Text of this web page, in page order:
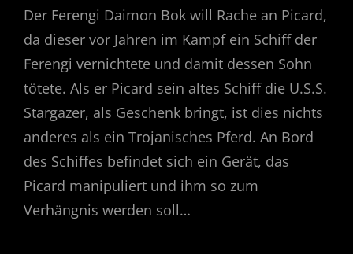
Der Ferengi Daimon Bok will Rache an Picard,
da dieser vor Jahren im Kampf ein Schiff der
Ferengi vernichtete und damit dessen Sohn
tötete. Als er Picard sein altes Schiff die U.S.S.
Stargazer, als Geschenk bringt, ist dies nichts
anderes als ein Trojanisches Pferd. An Bord
des Schiffes befindet sich ein Gerät, das
Picard manipuliert und ihm so zum
Verhängnis werden soll…